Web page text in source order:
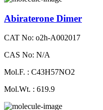
Abiraterone Dimer
CAT No: o2h-A002017
CAS No: N/A
Mol.F. : C43H57NO2
Mol.Wt. : 619.9